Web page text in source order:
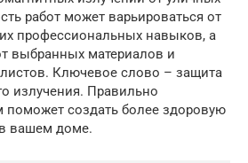
работ может варьироваться от
профессиональных навыков, а
выбранных материалов и
Ключевое слово – защита
излучения. Правильно
создать более здоровую
вашем доме.